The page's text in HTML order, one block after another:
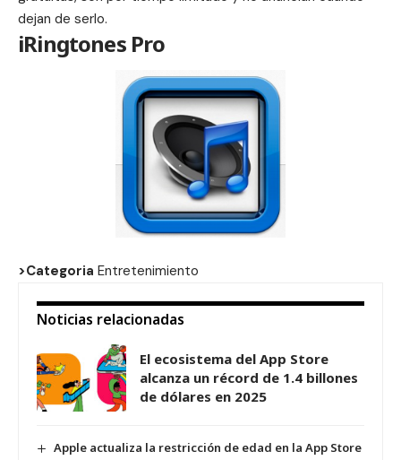
dejan de serlo.
iRingtones Pro
>Categoria Entretenimiento
Noticias relacionadas
El ecosistema del App Store
alcanza un récord de 1.4 billones
de dólares en 2025
Apple actualiza la restricción de edad en la App Store